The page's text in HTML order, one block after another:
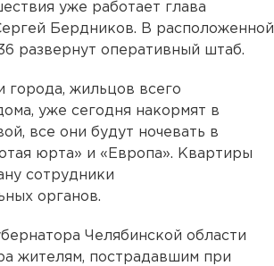
уже работает глава
Бердников. В расположенной
развернут оперативный штаб.
города, жильцов всего
уже сегодня накормят в
все они будут ночевать в
юрта» и «Европа». Квартиры
сотрудники
органов.
Челябинской области
жителям, пострадавшим при